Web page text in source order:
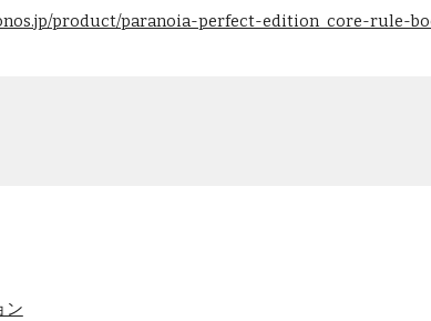
product/paranoia-perfect-edition_core-rule-
ン